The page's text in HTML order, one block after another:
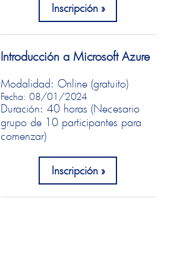
Inscripción
Introducción a Microsoft Azure
Modalidad: Online (gratuito)
Fecha: 08/01/2024
Duración: 40 horas (Necesario
grupo de 10 participantes para
comenzar)
Inscripción